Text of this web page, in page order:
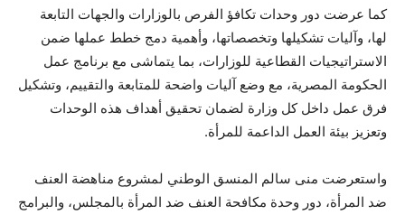
كما عرضت دور وحدات تكافؤ الفرص بالوزارات والجهات التابعة
لها، وآليات تشكيلها وتخصصاتها، وأهمية دمج خطط عملها ضمن
الاستراتيجيات القطاعية للوزارات، بما يتماشى مع برنامج عمل
الحكومة المصرية، مع وضع آليات واضحة للمتابعة والتقييم، وتشكيل
فرق عمل داخل كل وزارة لضمان تحقيق أهداف هذه الوحدات
وتعزيز بيئة العمل الداعمة للمرأة.
واستعرضت منى سالم المنسق الوطني لمشروع مناهضة العنف
ضد المرأة، دور وحدة مكافحة العنف ضد المرأة بالمجلس، والبرامج